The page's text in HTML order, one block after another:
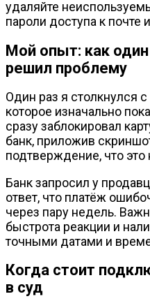
удаляйте
пароли доступа к почте
Мой опыт: как
решил проблему
Один раз я столкнулся
которое изначально
сразу заблокировал
банк, приложив
подтверждение, что это
Банк запросил у
ответ, что платёж
через пару недель.
быстрота реакции и
точными датами и
Когда стоит
в суд